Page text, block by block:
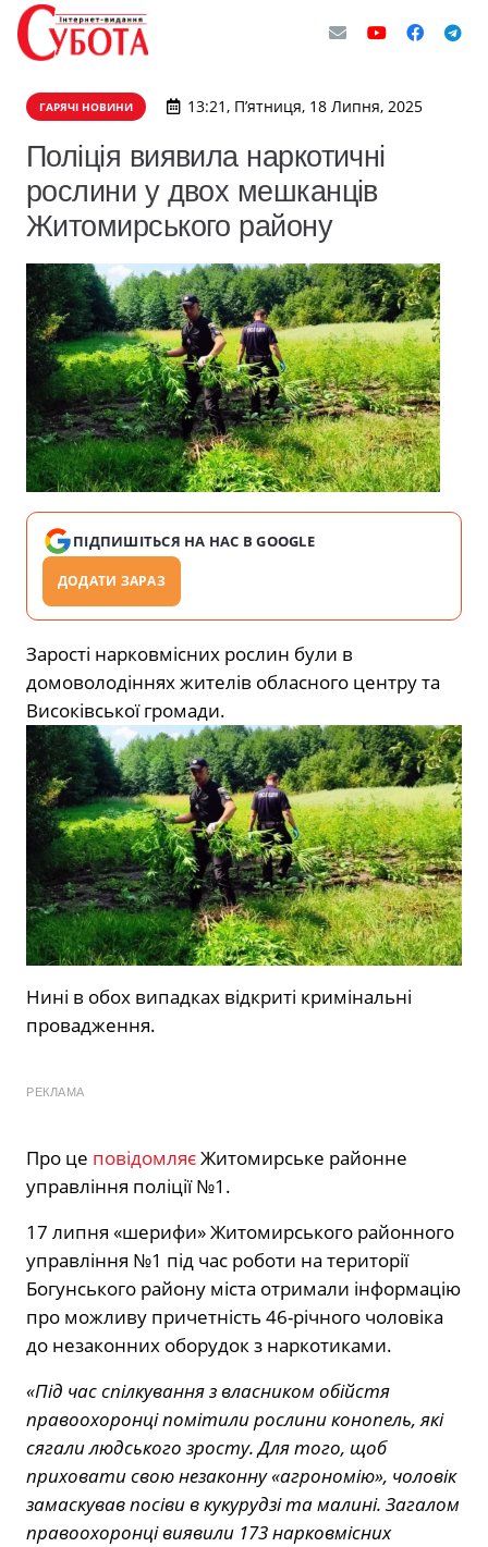
ГАРЯЧІ НОВИНИ 13:21, П’ятниця, 18 Липня, 2025
Поліція виявила наркотичні
рослини у двох мешканців
Житомирського району
ПІДПИШІТЬСЯ НА НАС В GOOGLE
ДОДАТИ ЗАРАЗ
Зарості нарковмісних рослин були в
домоволодіннях жителів обласного центру та
Високівської громади.
Нині в обох випадках відкриті кримінальні
провадження.
РЕКЛАМА
Про це повідомляєЖитомирське районне
управління поліції №1.
17 липня «шерифи» Житомирського районного
управління №1 під час роботи на території
Богунського району міста отримали інформацію
про можливу причетність 46-річного чоловіка
до незаконних оборудок з наркотиками.
«Під час спілкування з власником обійстя
правоохоронці помітили рослини конопель, які
сягали людського зросту. Для того, щоб
приховати свою незаконну «агрономію», чоловік
замаскував посіви в кукурудзі та малині. Загалом
правоохоронці виявили 173 нарковмісних